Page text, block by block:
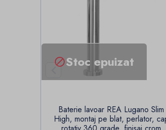

Stoc epuizat
Baterie lavoar REA Lugano Slim
High, montaj pe blat, perlator,